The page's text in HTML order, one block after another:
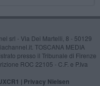
srl - Via Dei Martelli, 8 - 50129
TOSCANA MEDIA
presso il Tribunale di Firenze
ROC 22105 - C.F. e P.Iva
| Privacy Nielsen